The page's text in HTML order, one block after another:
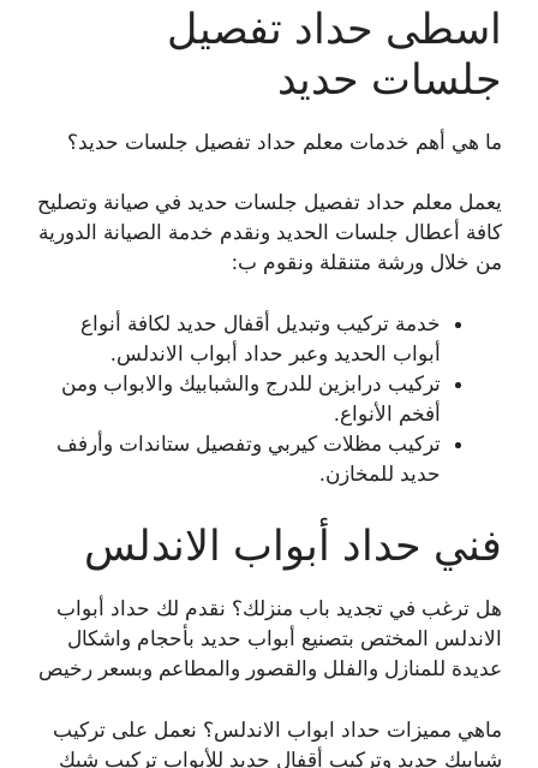
اسطى حداد تفصيل
جلسات حديد
ما هي أهم خدمات معلم حداد تفصيل جلسات حديد؟
يعمل معلم حداد تفصيل جلسات حديد في صيانة وتصليح
كافة أعطال جلسات الحديد ونقدم خدمة الصيانة الدورية
من خلال ورشة متنقلة ونقوم ب:
خدمة تركيب وتبديل أقفال حديد لكافة أنواع
أبواب الحديد وعبر حداد أبواب الاندلس.
تركيب درابزين للدرج والشبابيك والابواب ومن
أفخم الأنواع.
تركيب مظلات كيربي وتفصيل ستاندات وأرفف
حديد للمخازن.
فني حداد أبواب الاندلس
هل ترغب في تجديد باب منزلك؟ نقدم لك حداد أبواب
الاندلس المختص بتصنيع أبواب حديد بأحجام واشكال
عديدة للمنازل والفلل والقصور والمطاعم وبسعر رخيص
ماهي مميزات حداد ابواب الاندلس؟ نعمل على تركيب
شبابيك حديد وتركيب أقفال حديد للأبواب تركيب شبك